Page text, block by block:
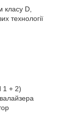
D,
технології
1 + 2)